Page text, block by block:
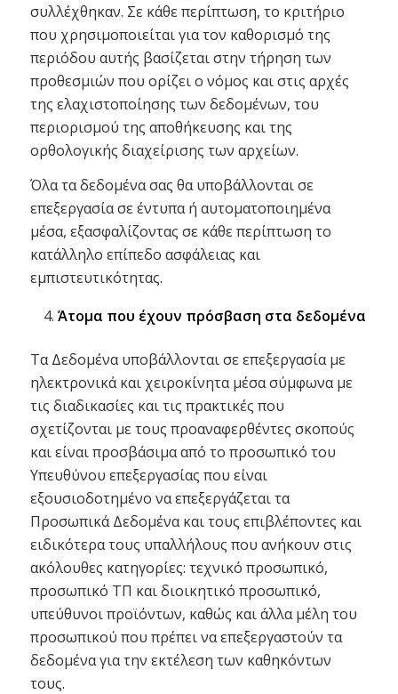
συλλέχθηκαν. Σε κάθε περίπτωση, το κριτήριο
που χρησιμοποιείται για τον καθορισμό της
περιόδου αυτής βασίζεται στην τήρηση των
προθεσμιών που ορίζει ο νόμος και στις αρχές
της ελαχιστοποίησης των δεδομένων, του
περιορισμού της αποθήκευσης και της
ορθολογικής διαχείρισης των αρχείων.
Όλα τα δεδομένα σας θα υποβάλλονται σε
επεξεργασία σε έντυπα ή αυτοματοποιημένα
μέσα, εξασφαλίζοντας σε κάθε περίπτωση το
κατάλληλο επίπεδο ασφάλειας και
εμπιστευτικότητας.
Άτομα που έχουν πρόσβαση στα δεδομένα
Τα Δεδομένα υποβάλλονται σε επεξεργασία με
ηλεκτρονικά και χειροκίνητα μέσα σύμφωνα με
τις διαδικασίες και τις πρακτικές που
σχετίζονται με τους προαναφερθέντες σκοπούς
και είναι προσβάσιμα από το προσωπικό του
Υπευθύνου επεξεργασίας που είναι
εξουσιοδοτημένο να επεξεργάζεται τα
Προσωπικά Δεδομένα και τους επιβλέποντες και
ειδικότερα τους υπαλλήλους που ανήκουν στις
ακόλουθες κατηγορίες: τεχνικό προσωπικό,
προσωπικό ΤΠ και διοικητικό προσωπικό,
υπεύθυνοι προϊόντων, καθώς και άλλα μέλη του
προσωπικού που πρέπει να επεξεργαστούν τα
δεδομένα για την εκτέλεση των καθηκόντων
τους.